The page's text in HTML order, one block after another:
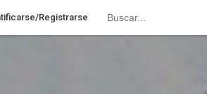
Registrarse